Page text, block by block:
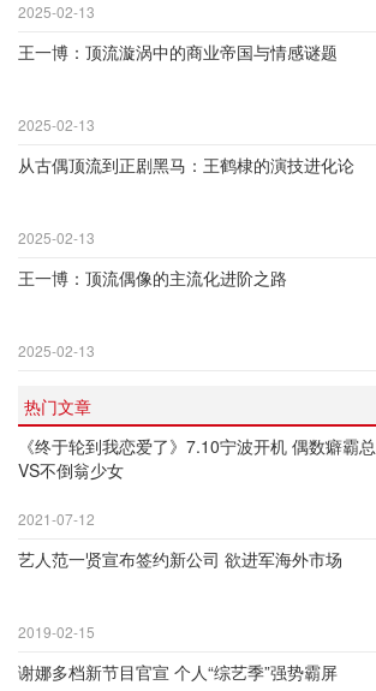
2025-02-13
王一博：顶流漩涡中的商业帝国与情感谜题
2025-02-13
从古偶顶流到正剧黑马：王鹤棣的演技进化论
2025-02-13
王一博：顶流偶像的主流化进阶之路
2025-02-13
热门文章
《终于轮到我恋爱了》7.10宁波开机 偶数癖霸总
VS不倒翁少女
2021-07-12
艺人范一贤宣布签约新公司 欲进军海外市场
2019-02-15
谢娜多档新节目官宣 个人“综艺季”强势霸屏